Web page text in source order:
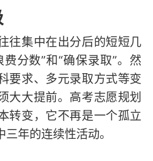
往集中在出分后的短短几
分数”和“确保录取”。然
要求、多元录取方式等变
大大提前。高考志愿规划
转变，它不再是一个孤立
年的连续性活动。